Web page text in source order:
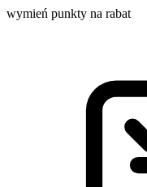
wymień punkty na rabat